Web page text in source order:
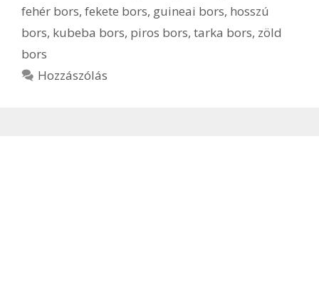
fehér bors, fekete bors, guineai bors, hosszú
bors, kubeba bors, piros bors, tarka bors, zöld
bors
Hozzászólás